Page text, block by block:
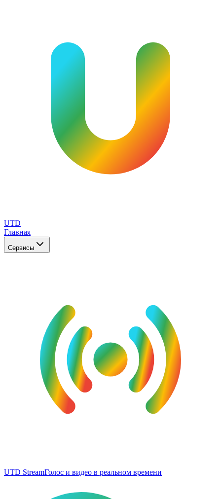
UTD
Главная
Сервисы
UTD StreamГолос и видео в реальном времени